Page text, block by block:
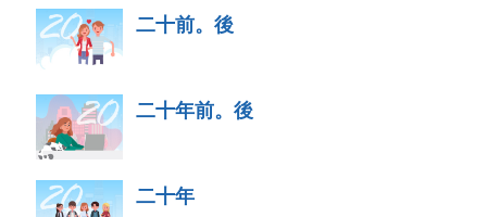
二十前。後
二十年前。後
二十年